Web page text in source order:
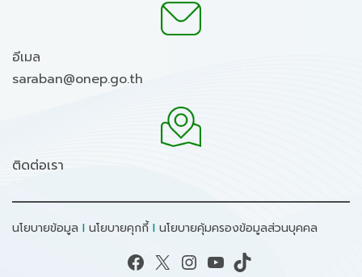
อีเมล
saraban@onep.go.th
ติดต่อเรา
นโยบายข้อมูล I นโยบายคุกกี้ I นโยบายคุ้มครองข้อมูลส่วนบุคคล
Facebook X Instagram YouTube TikTok